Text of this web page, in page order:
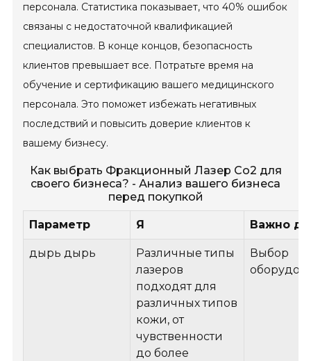
персонала. Статистика показывает, что 40% ошибок
связаны с недостаточной квалификацией
специалистов. В конце концов, безопасность
клиентов превышает все. Потратьте время на
обучение и сертификацию вашего медицинского
персонала. Это поможет избежать негативных
последствий и повысить доверие клиентов к
вашему бизнесу.
Как выбрать Фракционный Лазер Со2 для
своего бизнеса? - Анализ вашего бизнеса
перед покупкой
Параметр Я Важно
дырь дырь
Различные типы
лазеров
подходят для
различных типов
кожи, от
чувственности
до более
Выбор